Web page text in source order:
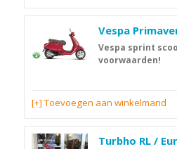
Vespa
Vespa sprint
voorwaarden!
[+] Toevoegen aan winkelmand
Turbho RL /